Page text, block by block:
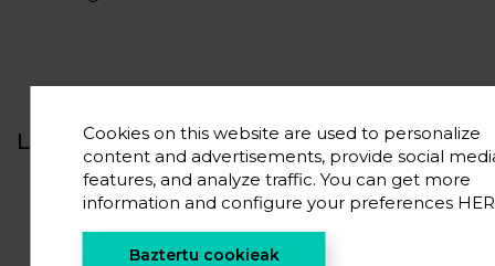
Lankidetzan:
Cookies on this website are used to personalize
content and advertisements, provide social
features, and analyze traffic. You can get more
information and configure your preferences
Baztertu cookieak